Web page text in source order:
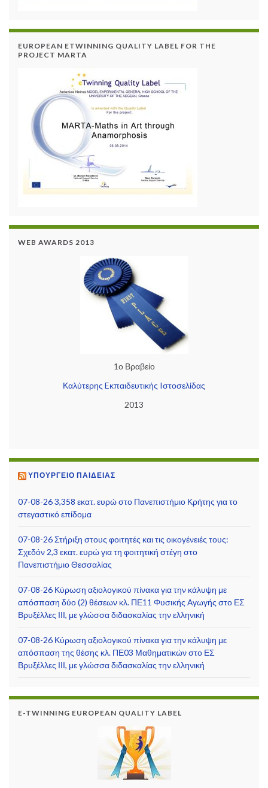
EUROPEAN ETWINNING QUALITY LABEL FOR THE
PROJECT MARTA
WEB AWARDS 2013
1ο Βραβείο
Καλύτερης Eκπαιδευτικής Iστοσελίδας
2013
ΥΠΟΥΡΓΕΊΟ ΠΑΙΔΕΊΑΣ
07-08-26 3,358 εκατ. ευρώ στο Πανεπιστήμιο Κρήτης για το
στεγαστικό επίδομα
07-08-26 Στήριξη στους φοιτητές και τις οικογένειές τους:
Σχεδόν 2,3 εκατ. ευρώ για τη φοιτητική στέγη στο
Πανεπιστήμιο Θεσσαλίας
07-08-26 Κύρωση αξιολογικού πίνακα για την κάλυψη με
απόσπαση δύο (2) θέσεων κλ. ΠΕ11 Φυσικής Αγωγής στο ΕΣ
Βρυξέλλες ΙΙΙ, με γλώσσα διδασκαλίας την ελληνική
07-08-26 Κύρωση αξιολογικού πίνακα για την κάλυψη με
απόσπαση της θέσης κλ. ΠΕ03 Μαθηματικών στο ΕΣ
Βρυξέλλες ΙΙΙ, με γλώσσα διδασκαλίας την ελληνική
E-TWINNING EUROPEAN QUALITY LABEL